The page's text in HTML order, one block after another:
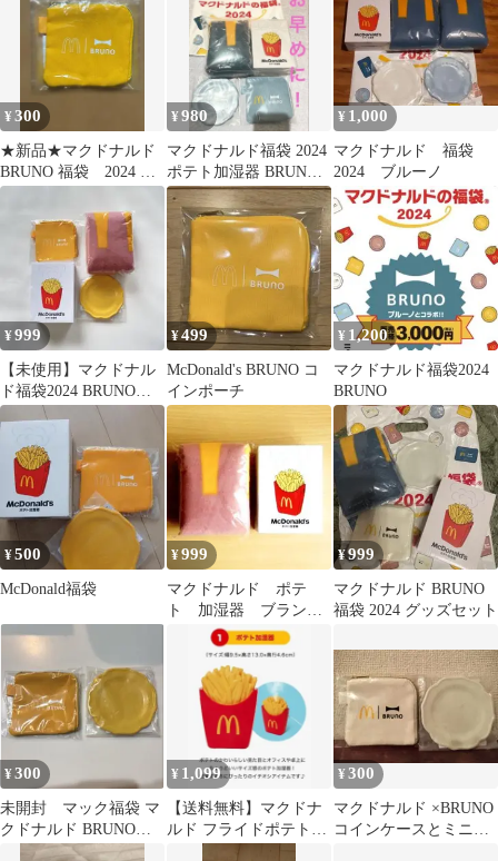
¥300
★新品★マクドナルド
BRUNO 福袋 2024 コ
インケース ミニポー
¥980
マクドナルド福袋 2024
ポテト加湿器 BRUNO
ブルーノ 水色
¥ 1,000
マクドナルド 福袋
2024 ブルーノ
¥999
【未使用】マクドナル
ド福袋2024 BRUNOコ
ラボ ポテト加湿器 4点
セット
¥499
McDonald's BRUNO コ
インポーチ
¥ 1,200
マクドナルド福袋2024
BRUNO
¥500
McDonald福袋
¥999
マクドナルド ポテ
ト 加湿器 ブランケ
ット 2点セット 2024
年福袋
¥999
マクドナルド BRUNO
福袋 2024 グッズセット
¥300
未開封 マック福袋 マ
クドナルド BRUNOコ
ラボ ポーチ ミニプレー
¥ 1,099
【送料無料】マクドナ
ルド フライドポテト型
加湿器 2024福袋3点セ
¥300
マクドナルド ×BRUNO
コインケースとミニプ